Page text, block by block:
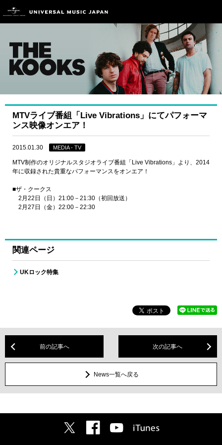
MTVライブ番組「Live Vibrations」にてパフォーマ
ンス映像オンエア！
2015.01.30 MEDIA - TV
MTV制作のオリジナルスタジオライブ番組「Live Vibrations」より、2014
年に収録された貴重なパフォーマンスをオンエア！
■ザ・クークス
2月22日（日）21:00－21:30（初回放送）
2月27日（金）22:00－22:30
関連ページ
UKロック特集
前の記事へ 次の記事へ
News一覧へ戻る